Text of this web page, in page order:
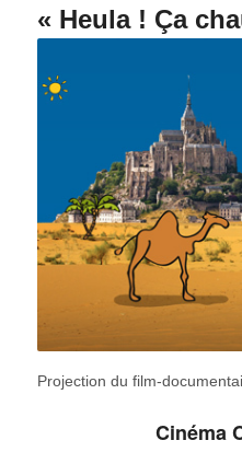
« Heula ! Ça
Projection du film-
Cinéma